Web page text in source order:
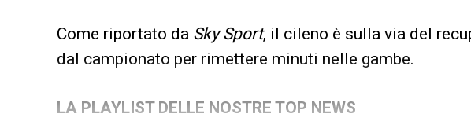
Come riportato da Sky Sport, il cileno è sulla via del
dal campionato per rimettere minuti nelle gambe.
LA PLAYLIST DELLE NOSTRE TOP NEWS